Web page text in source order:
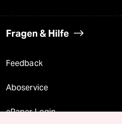
Fragen & Hilfe
Feedback
Aboservice
ePaper Login